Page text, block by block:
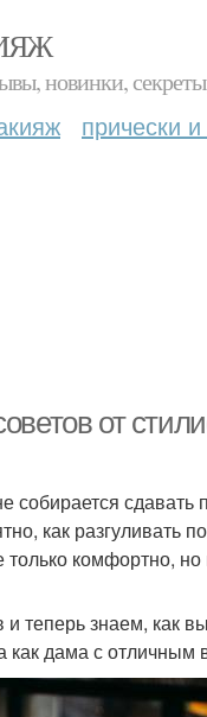
новинки,
прически
от
собирается
как разгуливать
комфортно, но
теперь знаем, как
как дама с отличным